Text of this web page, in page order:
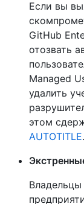
Если вы
GitHub
отозвать
Managed
удалить
этом
AUTOTITLE.